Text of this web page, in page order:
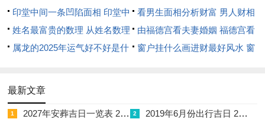
么都强，凭智慧开源，靠节俭节流，结合自身情况，制定财务计
划，依据运势指导，避免借出大额钱款，由冲动消费造成的后
悔，今年常有。
性，尤其要对新兴的投资模式保持警惕，此起彼伏的财务波动，
需要冷眼看待，没必要患得患失，心平气与面对就好。
还是假
印堂中间一条凹陷面相 印堂中
间有条线沟好不好
看男生面相分析财富 男人财相
从哪里看
姓名最富贵的数理 从姓名数理
看富豪
由福德宫看夫妻婚姻 福德宫看
配偶生肖
属龙的2025年运气好不好是什
2025年属龙人的全年运势
窗户挂什么画进财最好风水 窗
最新文章
1 2027年安葬吉日一览表 2027年12月安葬吉日一览表 2 2019年6月份出行吉日 2027年6月出行吉日一览表